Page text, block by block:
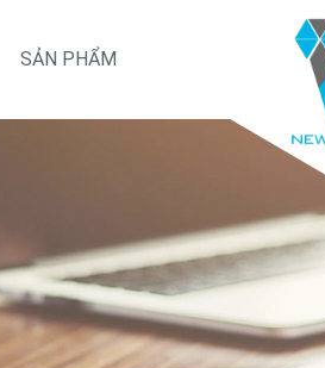
SẢN PHẨM